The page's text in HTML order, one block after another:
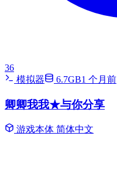
36
模拟器
6.7GB1 个月前
卿卿我我★与你分享
游戏本体 简体中文